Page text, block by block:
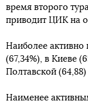
время второго
приводит ЦИК на
Наиболее активно
(67,34%), в Киеве
Полтавской (64,88)
Наименее